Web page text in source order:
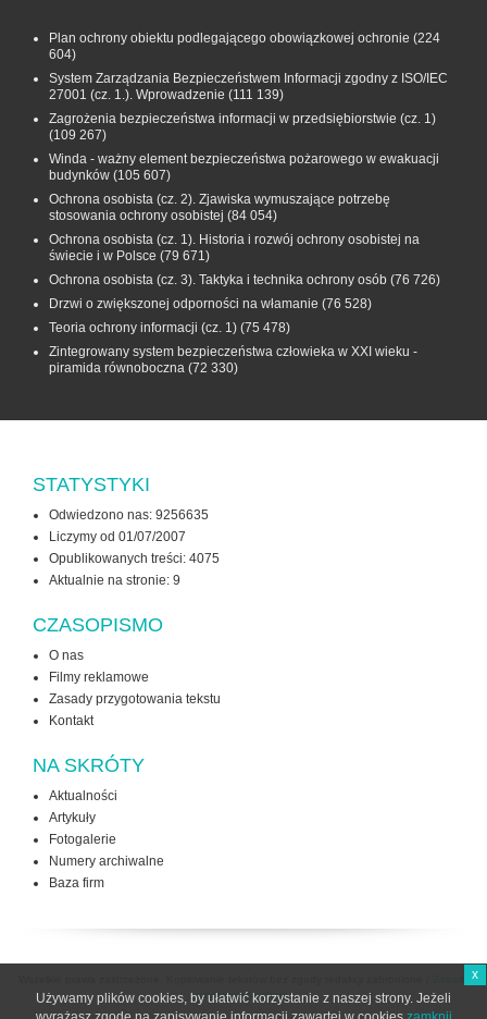
Plan ochrony obiektu podlegającego obowiązkowej ochronie (224
604)
System Zarządzania Bezpieczeństwem Informacji zgodny z ISO/IEC
27001 (cz. 1.). Wprowadzenie (111 139)
Zagrożenia bezpieczeństwa informacji w przedsiębiorstwie (cz. 1)
(109 267)
Winda - ważny element bezpieczeństwa pożarowego w ewakuacji
budynków (105 607)
Ochrona osobista (cz. 2). Zjawiska wymuszające potrzebę
stosowania ochrony osobistej (84 054)
Ochrona osobista (cz. 1). Historia i rozwój ochrony osobistej na
świecie i w Polsce (79 671)
Ochrona osobista (cz. 3). Taktyka i technika ochrony osób (76 726)
Drzwi o zwiększonej odporności na włamanie (76 528)
Teoria ochrony informacji (cz. 1) (75 478)
Zintegrowany system bezpieczeństwa człowieka w XXI wieku -
piramida równoboczna (72 330)
STATYSTYKI
Odwiedzono nas: 9256635
Liczymy od 01/07/2007
Opublikowanych treści: 4075
Aktualnie na stronie: 9
CZASOPISMO
O nas
Filmy reklamowe
Zasady przygotowania tekstu
Kontakt
NA SKRÓTY
Aktualności
Artykuły
Fotogalerie
Numery archiwalne
Baza firm
użytkowania strony
x
Używamy plików cookies, by ułatwić korzystanie z naszej strony. Jeżeli